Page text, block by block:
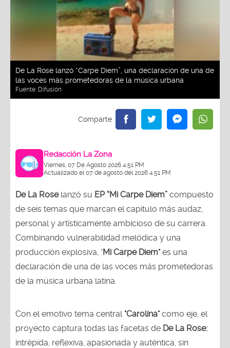
De La Rose lanzó “Carpe Diem”, una declaración de una de
las voces más prometedoras de la música urbana
Fuente: Difusión
Redacción La Zona
Viernes, 07 De Agosto 2026 4:51 PM
Actualizado el 07 de agosto del 2026 4:51 PM
De La Rose lanzó su EP “Mi Carpe Diem” compuesto
de seis temas que marcan el capítulo más audaz,
personal y artísticamente ambicioso de su carrera.
Combinando vulnerabilidad melódica y una
producción explosiva, "Mi Carpe Diem"es una
declaración de una de las voces más prometedoras
de la música urbana latina.
Con el emotivo tema central "Carolina"como eje, el
proyecto captura todas las facetas de De La Rose:
intrépida, reflexiva, apasionada y auténtica, sin